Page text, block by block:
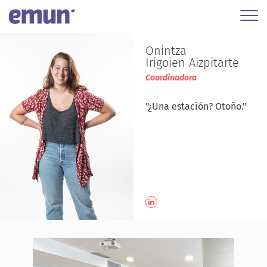
Onintza
Irigoien Aizpitarte
Coordinadora
"¿Una estación? Otoño."